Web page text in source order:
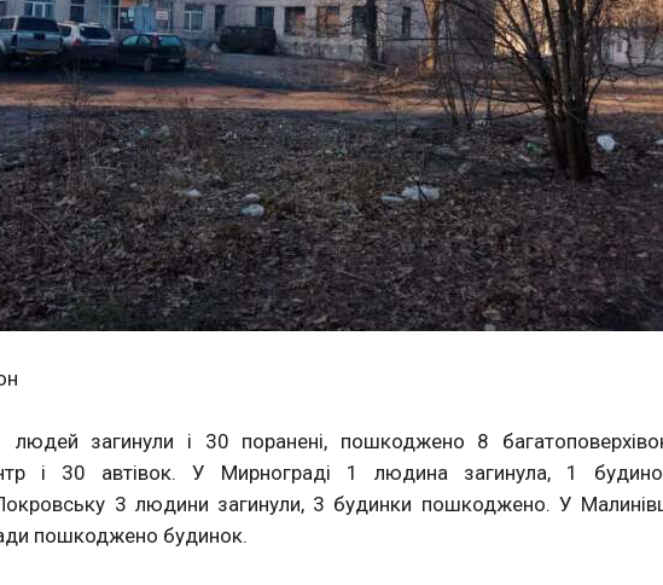
загинули і 30 поранені, пошкоджено 8
і 30 автівок. У Мирнограді 1 людина загинула, 1
3 людини загинули, 3 будинки пошкоджено. У
пошкоджено будинок.